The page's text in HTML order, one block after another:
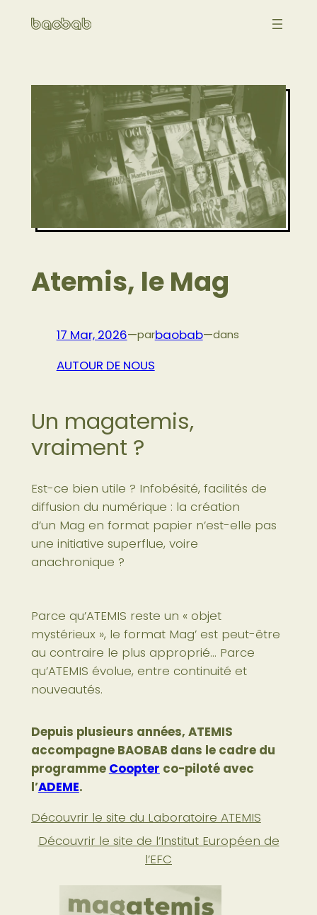
Atemis, le Mag
17 Mar, 2026—parbaobab—dans
AUTOUR DE NOUS
Un magatemis,
vraiment ?
Est-ce bien utile ? Infobésité, facilités de
diffusion du numérique : la création
d’un Mag en format papier n’est-elle pas
une initiative superflue, voire
anachronique ?
Parce qu’ATEMIS reste un « objet
mystérieux », le format Mag’ est peut-être
au contraire le plus approprié… Parce
qu’ATEMIS évolue, entre continuité et
nouveautés.
Depuis plusieurs années, ATEMIS
accompagne BAOBAB dans le cadre du
programme Coopter co-piloté avec
l’ADEME.
Découvrir le site du Laboratoire ATEMIS
Découvrir le site de l’Institut Européen de
l’EFC